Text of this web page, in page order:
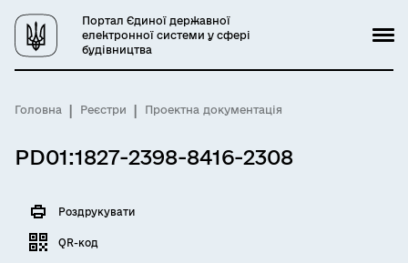
Портал Єдиної державної
електронної системи у сфері
будівництва
Головна Реєстри Проектна документація
PD01:1827-2398-8416-2308
Роздрукувати
QR-код